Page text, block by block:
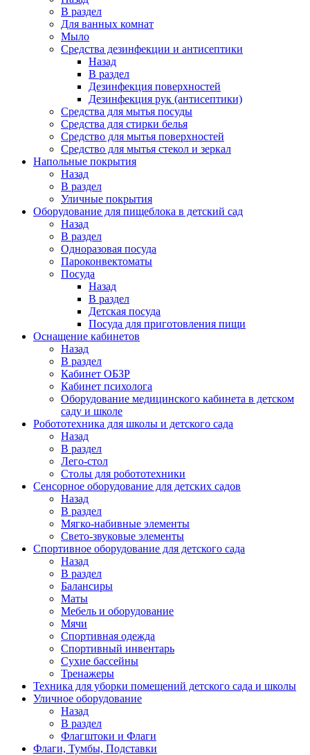
В раздел
Для ванных комнат
Мыло
Средства дезинфекции и антисептики
Назад
В раздел
Дезинфекция поверхностей
Дезинфекция рук (антисептики)
Средства для мытья посуды
Средства для стирки белья
Средство для мытья поверхностей
Средство для мытья стекол и зеркал
Напольные покрытия
Назад
В раздел
Уличные покрытия
Оборудование для пищеблока в детский сад
Назад
В раздел
Одноразовая посуда
Пароконвектоматы
Посуда
Назад
В раздел
Детская посуда
Посуда для приготовления пищи
Оснащение кабинетов
Назад
В раздел
Кабинет ОБЗР
Кабинет психолога
Оборудование медицинского кабинета в детском
саду и школе
Робототехника для школы и детского сада
Назад
В раздел
Лего-стол
Столы для робототехники
Сенсорное оборудование для детских садов
Назад
В раздел
Мягко-набивные элементы
Свето-звуковые элементы
Спортивное оборудование для детского сада
Назад
В раздел
Балансиры
Маты
Мебель и оборудование
Мячи
Спортивная одежда
Спортивный инвентарь
Сухие бассейны
Тренажеры
Техника для уборки помещений детского сада и школы
Уличное оборудование
Назад
В раздел
Флагштоки и Флаги
Флаги, Тумбы, Подставки